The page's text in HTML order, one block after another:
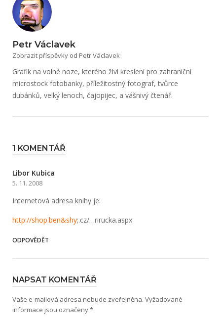
Petr Václavek
Zobrazit příspěvky od Petr Václavek
Grafik na volné noze, kterého živí kreslení pro zahraniční
microstock fotobanky, příležitostný fotograf, tvůrce
dubánků, velký lenoch, čajopijec, a vášnivý čtenář.
1 KOMENTÁŘ
Libor Kubica
5. 11. 2008
Internetová adresa knihy je:
http://shop.ben&shy;.cz/…rirucka.as­px
ODPOVĚDĚT
NAPSAT KOMENTÁŘ
Vaše e-mailová adresa nebude zveřejněna. Vyžadované
informace jsou označeny*